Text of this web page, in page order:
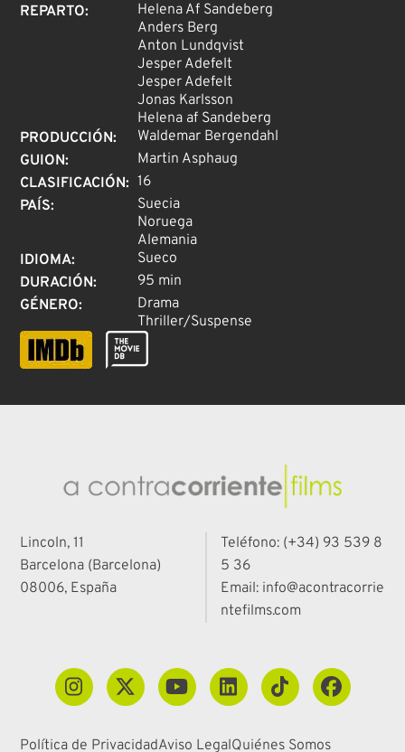
REPARTO:
Helena Af Sandeberg
Anders Berg
Anton Lundqvist
Jesper Adefelt
Jesper Adefelt
Jonas Karlsson
Helena af Sandeberg
PRODUCCIÓN:
Waldemar Bergendahl
GUION:
Martin Asphaug
CLASIFICACIÓN: 16
PAÍS:
Suecia
Noruega
Alemania
IDIOMA:
Sueco
DURACIÓN:
95 min
GÉNERO:
Drama
Thriller/Suspense
Lincoln, 11
Barcelona (Barcelona)
08006, España
Teléfono: (+34) 93 539 8
5 36
Email: info@acontracorrie
ntefilms.com
Política de PrivacidadAviso LegalQuiénes Somos